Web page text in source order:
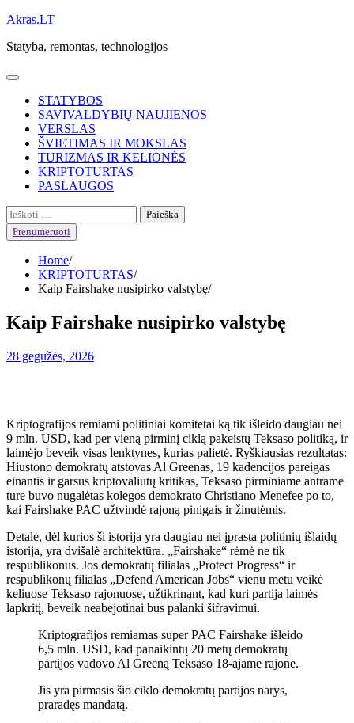
Skip
content
Akras.LT
Statyba, remontas, technologijos
STATYBOS
SAVIVALDYBIŲ NAUJIENOS
VERSLAS
ŠVIETIMAS IR MOKSLAS
TURIZMAS IR KELIONĖS
KRIPTOTURTAS
PASLAUGOS
Ieškoti:
Prenumeruoti
Home
KRIPTOTURTAS
Kaip Fairshake nusipirko valstybę
Kaip Fairshake nusipirko valstybę
28 gegužės, 2026
Kriptografijos remiami politiniai komitetai ką tik išleido daugiau nei
9 mln. USD, kad per vieną pirminį ciklą pakeistų Teksaso politiką, ir
laimėjo beveik visas lenktynes, kurias palietė. Ryškiausias rezultatas:
Hiustono demokratų atstovas Al Greenas, 19 kadencijos pareigas
einantis ir garsus kriptovaliutų kritikas, Teksaso pirminiame antrame
ture buvo nugalėtas kolegos demokrato Christiano Menefee po to,
kai Fairshake PAC užtvindė rajoną pinigais ir žinutėmis.
Detalė, dėl kurios ši istorija yra daugiau nei įprasta politinių išlaidų
istorija, yra dvišalė architektūra. „Fairshake“ rėmė ne tik
respublikonus. Jos demokratų filialas „Protect Progress“ ir
respublikonų filialas „Defend American Jobs“ vienu metu veikė
keliuose Teksaso rajonuose, užtikrinant, kad kuri partija laimės
lapkritį, beveik neabejotinai bus palanki šifravimui.
Kriptografijos remiamas super PAC Fairshake išleido
6,5 mln. USD, kad panaikintų 20 metų demokratų
partijos vadovo Al Greeną Teksaso 18-ajame rajone.
Jis yra pirmasis šio ciklo demokratų partijos narys,
praradęs mandatą.